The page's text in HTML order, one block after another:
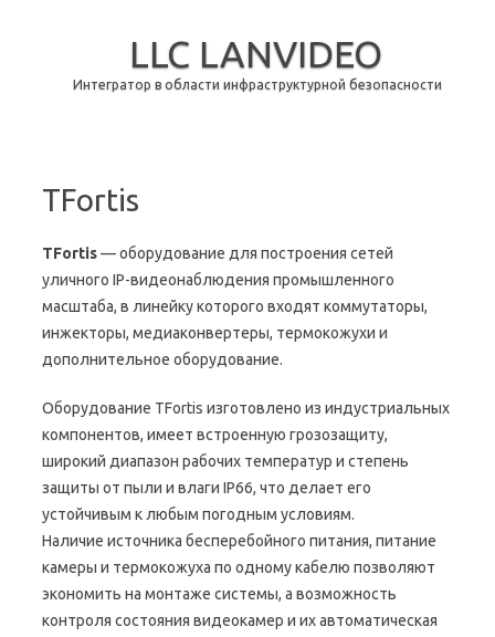
LLC LANVIDEO
Интегратор в области инфраструктурной безопасности
TFortis
TFortis— оборудование для построения сетей
уличного IP-видеонаблюдения промышленного
масштаба, в линейку которого входят коммутаторы,
инжекторы, медиаконвертеры, термокожухи и
дополнительное оборудование.
Оборудование TFortis изготовлено из индустриальных
компонентов, имеет встроенную грозозащиту,
широкий диапазон рабочих температур и степень
защиты от пыли и влаги IP66, что делает его
устойчивым к любым погодным условиям.
Наличие источника бесперебойного питания, питание
камеры и термокожуха по одному кабелю позволяют
экономить на монтаже системы, а возможность
контроля состояния видеокамер и их автоматическая